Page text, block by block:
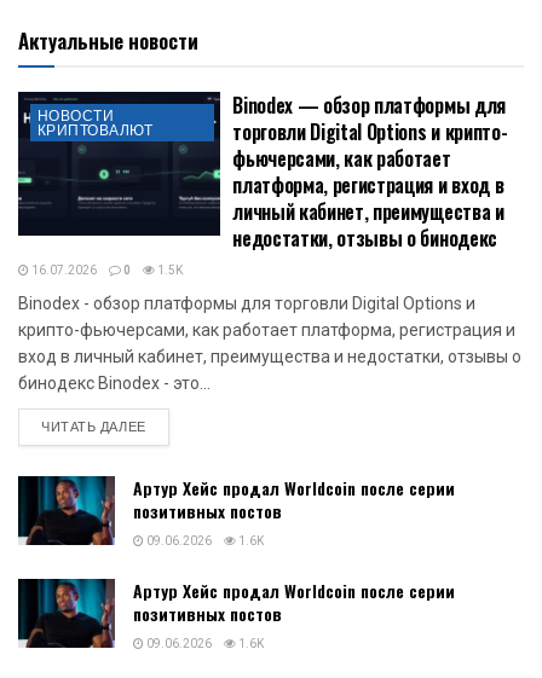
Актуальные новости
НОВОСТИ
КРИПТОВАЛЮТ
Binodex — обзор платформы для
торговли Digital Options и крипто-
фьючерсами, как работает
платформа, регистрация и вход в
личный кабинет, преимущества и
недостатки, отзывы о бинодекс
16.07.2026 0 1.5K
Binodex - обзор платформы для торговли Digital Options и
крипто-фьючерсами, как работает платформа, регистрация и
вход в личный кабинет, преимущества и недостатки, отзывы о
бинодекс Binodex - это...
ЧИТАТЬ ДАЛЕЕDETAILS
Артур Хейс продал Worldcoin после серии
позитивных постов
09.06.2026 1.6K
Артур Хейс продал Worldcoin после серии
позитивных постов
09.06.2026 1.6K